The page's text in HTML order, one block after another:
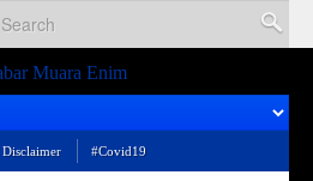
Disclaimer #Covid19